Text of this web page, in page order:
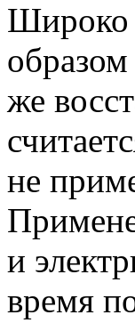
Широко
же
не
и
время